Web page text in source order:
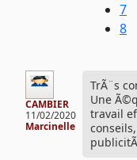
7
8
CAMBIER
11/02/2020
Marcinelle
TrÃ¨s
Une
travail